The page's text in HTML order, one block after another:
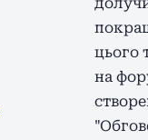
цього
на